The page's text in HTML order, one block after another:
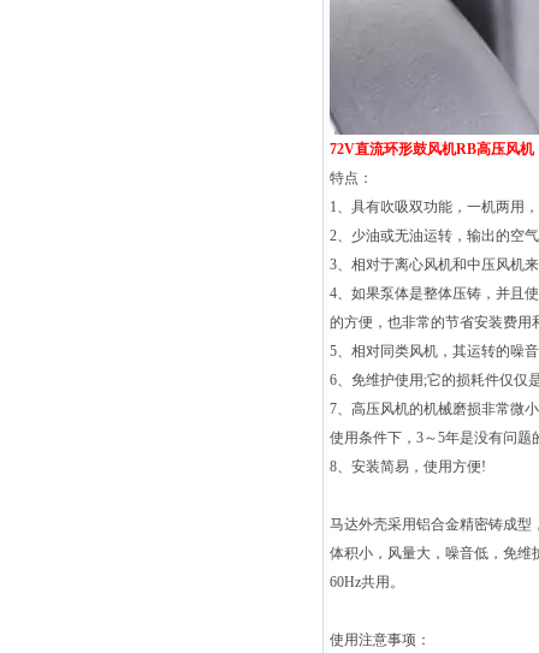
72V直流环形鼓风机RB高压风机
特点：
1、具有吹吸双功能，一机两用
2、少油或无油运转，输出的空
3、相对于离心风机和中压风机
4、如果泵体是整体压铸，并且
的方便，也非常的节省安装费用
5、相对同类风机，其运转的噪
6、免维护使用;它的损耗件仅仅
7、高压风机的机械磨损非常微
使用条件下，3～5年是没有问题
8、安装简易，使用方便!
马达外壳采用铝合金精密铸成
体积小，风量大，噪音低，免维
60Hz共用。
使用注意事项：